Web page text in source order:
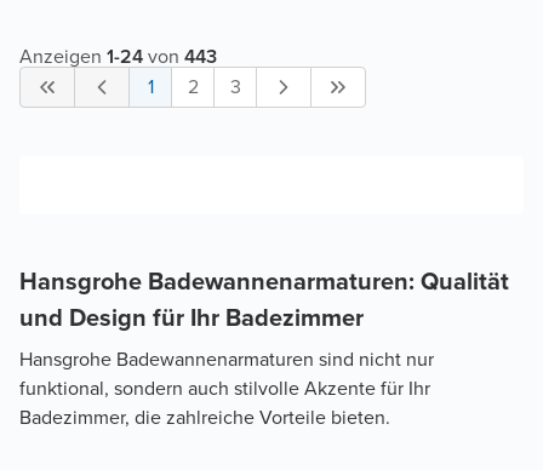
Anzeigen 1-24von 443
1
2 3
Hansgrohe Badewannenarmaturen: Qualität
und Design für Ihr Badezimmer
Hansgrohe Badewannenarmaturen sind nicht nur
funktional, sondern auch stilvolle Akzente für Ihr
Badezimmer, die zahlreiche Vorteile bieten.